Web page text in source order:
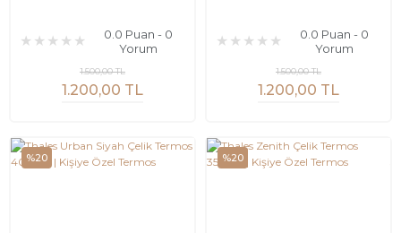
0.0 Puan - 0
Yorum
1.200,00 TL
1.500,00 TL
0.0 Puan - 0
Yorum
1.200,00 TL
1.500,00 TL
%20 %20